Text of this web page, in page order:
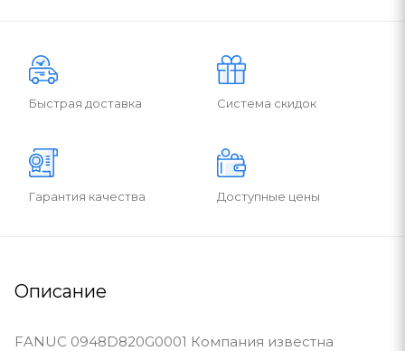
Быстрая доставка Система скидок
Гарантия качества Доступные цены
Описание
FANUC 0948D820G0001 Компания известна